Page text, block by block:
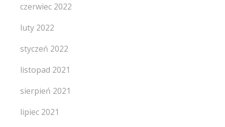
czerwiec 2022
luty 2022
styczeń 2022
listopad 2021
sierpień 2021
lipiec 2021